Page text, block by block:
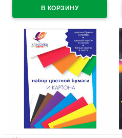
арт 30С 1790-08